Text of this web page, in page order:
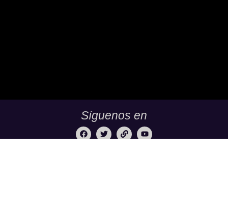
Síguenos en